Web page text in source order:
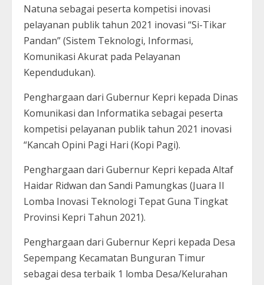
Natuna sebagai peserta kompetisi inovasi
pelayanan publik tahun 2021 inovasi “Si-Tikar
Pandan” (Sistem Teknologi, Informasi,
Komunikasi Akurat pada Pelayanan
Kependudukan).
Penghargaan dari Gubernur Kepri kepada Dinas
Komunikasi dan Informatika sebagai peserta
kompetisi pelayanan publik tahun 2021 inovasi
“Kancah Opini Pagi Hari (Kopi Pagi).
Penghargaan dari Gubernur Kepri kepada Altaf
Haidar Ridwan dan Sandi Pamungkas (Juara II
Lomba Inovasi Teknologi Tepat Guna Tingkat
Provinsi Kepri Tahun 2021).
Penghargaan dari Gubernur Kepri kepada Desa
Sepempang Kecamatan Bunguran Timur
sebagai desa terbaik 1 lomba Desa/Kelurahan